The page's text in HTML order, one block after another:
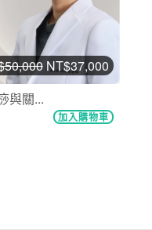
NT$37,000
與關...
加入購物車